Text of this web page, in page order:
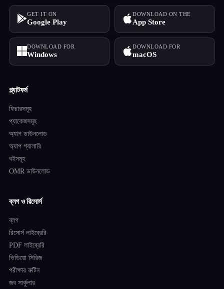
GET IT ON
Google Play
DOWNLOAD ON THE
App Store
DOWNLOAD FOR
Windows
DOWNLOAD FOR
macOS
প্ল্যাটফর্ম
ফিচারসমূহ
প্যাকেজসমূহ
অ্যাপ ডাউনলোড
অ্যাপ গ্যালারি
বইসমূহ
OMR ডাউনলোড
ব্লগ ও রিসোর্স
ব্লগ
রিসোর্স লাইব্রেরি
PDF লাইব্রেরি
ভিডিয়ো সিরিজ
পরীক্ষার রুটিন
জব সার্কুলার